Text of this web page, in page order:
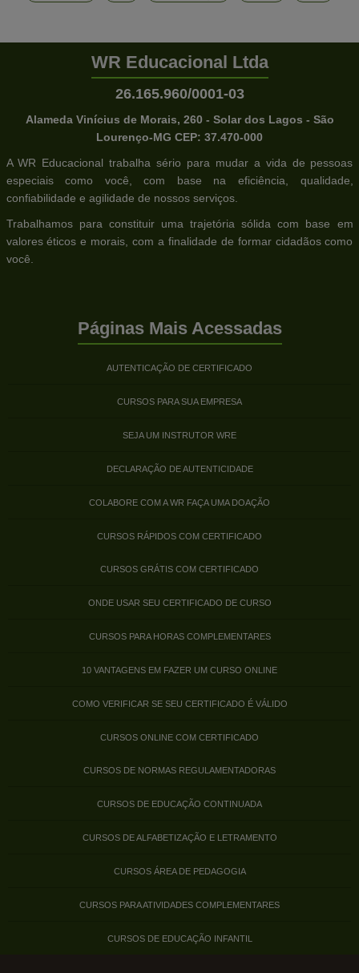
WR Educacional Ltda
26.165.960/0001-03
Alameda Vinícius de Morais, 260 - Solar dos Lagos - São
Lourenço-MG CEP: 37.470-000
A WR Educacional trabalha sério para mudar a vida de pessoas
especiais como você, com base na eficiência, qualidade,
confiabilidade e agilidade de nossos serviços.
Trabalhamos para constituir uma trajetória sólida com base em
valores éticos e morais, com a finalidade de formar cidadãos como
você.
Páginas Mais Acessadas
AUTENTICAÇÃO DE CERTIFICADO
CURSOS PARA SUA EMPRESA
SEJA UM INSTRUTOR WRE
DECLARAÇÃO DE AUTENTICIDADE
COLABORE COM A WR FAÇA UMA DOAÇÃO
CURSOS RÁPIDOS COM CERTIFICADO
CURSOS GRÁTIS COM CERTIFICADO
ONDE USAR SEU CERTIFICADO DE CURSO
CURSOS PARA HORAS COMPLEMENTARES
10 VANTAGENS EM FAZER UM CURSO ONLINE
COMO VERIFICAR SE SEU CERTIFICADO É VÁLIDO
CURSOS ONLINE COM CERTIFICADO
CURSOS DE NORMAS REGULAMENTADORAS
CURSOS DE EDUCAÇÃO CONTINUADA
CURSOS DE ALFABETIZAÇÃO E LETRAMENTO
CURSOS ÁREA DE PEDAGOGIA
CURSOS PARA ATIVIDADES COMPLEMENTARES
CURSOS DE EDUCAÇÃO INFANTIL